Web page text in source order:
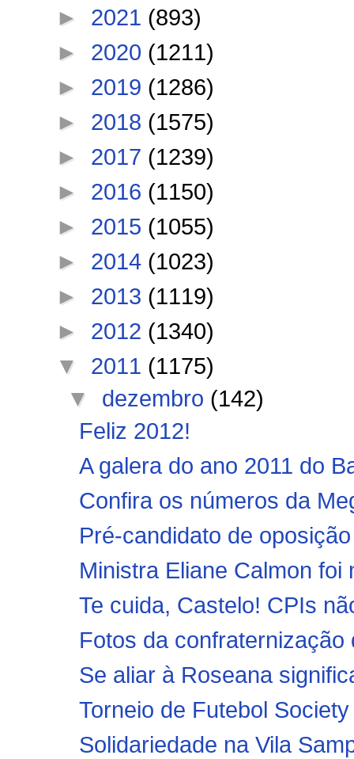
► 2021 (893)
► 2020 (1211)
► 2019 (1286)
► 2018 (1575)
► 2017 (1239)
► 2016 (1150)
► 2015 (1055)
► 2014 (1023)
► 2013 (1119)
► 2012 (1340)
▼ 2011 (1175)
▼ dezembro (142)
Feliz 2012!
A galera do ano 2011 do
Confira os números da
Pré-candidato de
Ministra Eliane Calmon
Te cuida, Castelo! CPIs
Fotos da confraternização
Se aliar à Roseana
Torneio de Futebol
Solidariedade na Vila